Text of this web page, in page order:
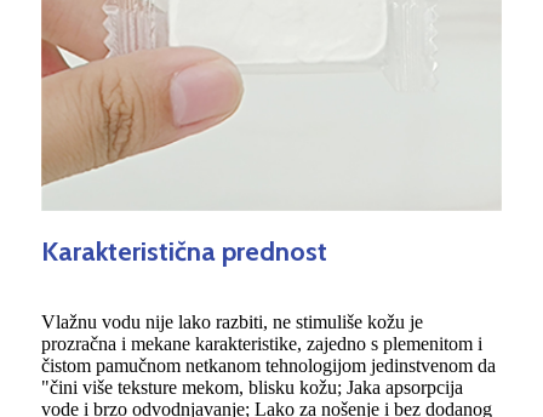
Karakteristična prednost
Vlažnu vodu nije lako razbiti, ne stimuliše kožu je
prozračna i mekane karakteristike, zajedno s plemenitom i
čistom pamučnom netkanom tehnologijom jedinstvenom da
"čini više teksture mekom, blisku kožu; Jaka apsorpcija
vode i brzo odvodnjavanje; Lako za nošenje i bez dodanog